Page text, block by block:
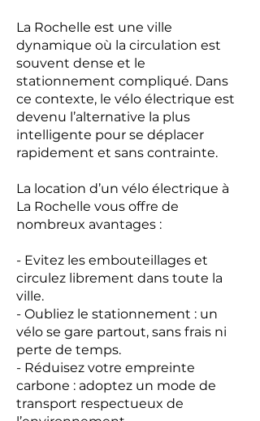
La Rochelle est une ville
dynamique où la circulation est
souvent dense et le
stationnement compliqué. Dans
ce contexte, le vélo électrique est
devenu l’alternative la plus
intelligente pour se déplacer
rapidement et sans contrainte.
La location d’un vélo électrique à
La Rochelle vous offre de
nombreux avantages :
- Evitez les embouteillages et
circulez librement dans toute la
ville.
- Oubliez le stationnement : un
vélo se gare partout, sans frais ni
perte de temps.
- Réduisez votre empreinte
carbone : adoptez un mode de
transport respectueux de